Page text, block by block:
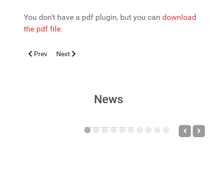
You don't have a pdf plugin, but you can download
the pdf file.
Previous article: Pneumocefalo da meningite da C. koseri
Prev Next article: Virus respiratorio sinciziale, esiti di
Next
News